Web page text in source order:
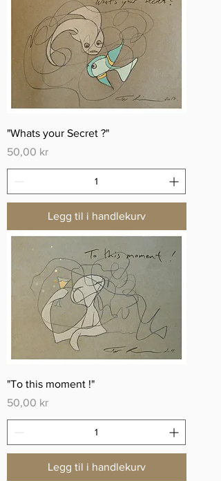
"Whats your Secret ?"
Pris
50,00 kr
Legg til i handlekurv
"To this moment !"
Pris
50,00 kr
Legg til i handlekurv